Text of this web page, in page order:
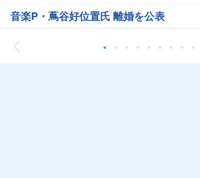
音楽P・蔦谷好位置氏 離婚を公表